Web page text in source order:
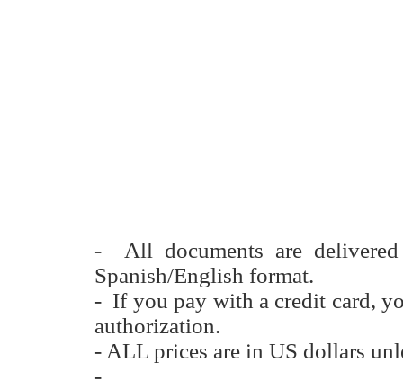
- All documents are
Spanish/English format.
- If you pay with a credit card,
authorization.
- ALL prices are in US dollars
-